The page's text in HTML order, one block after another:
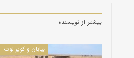
بیشتر از نویسنده
بیابان و کویر لوت